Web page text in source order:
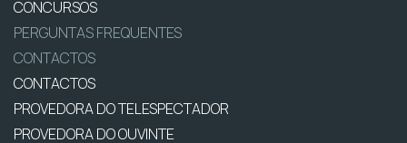
CONCURSOS
PERGUNTAS FREQUENTES
CONTACTOS
CONTACTOS
PROVEDORA DO TELESPECTADOR
PROVEDORA DO OUVINTE